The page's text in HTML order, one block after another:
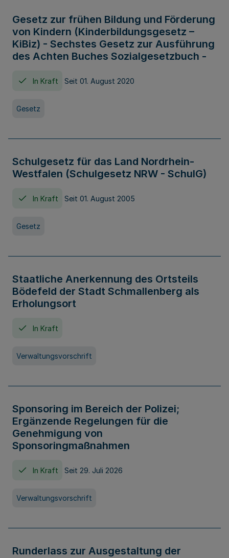
Gesetz zur frühen Bildung und Förderung
von Kindern (Kinderbildungsgesetz –
KiBiz) - Sechstes Gesetz zur Ausführung
des Achten Buches Sozialgesetzbuch -
In Kraft Seit 01. August 2020
Gesetz
Schulgesetz für das Land Nordrhein-
Westfalen (Schulgesetz NRW - SchulG)
In Kraft Seit 01. August 2005
Gesetz
Staatliche Anerkennung des Ortsteils
Bödefeld der Stadt Schmallenberg als
Erholungsort
In Kraft
Verwaltungsvorschrift
Sponsoring im Bereich der Polizei;
Ergänzende Regelungen für die
Genehmigung von
Sponsoringmaßnahmen
In Kraft Seit 29. Juli 2026
Verwaltungsvorschrift
Runderlass zur Ausgestaltung der